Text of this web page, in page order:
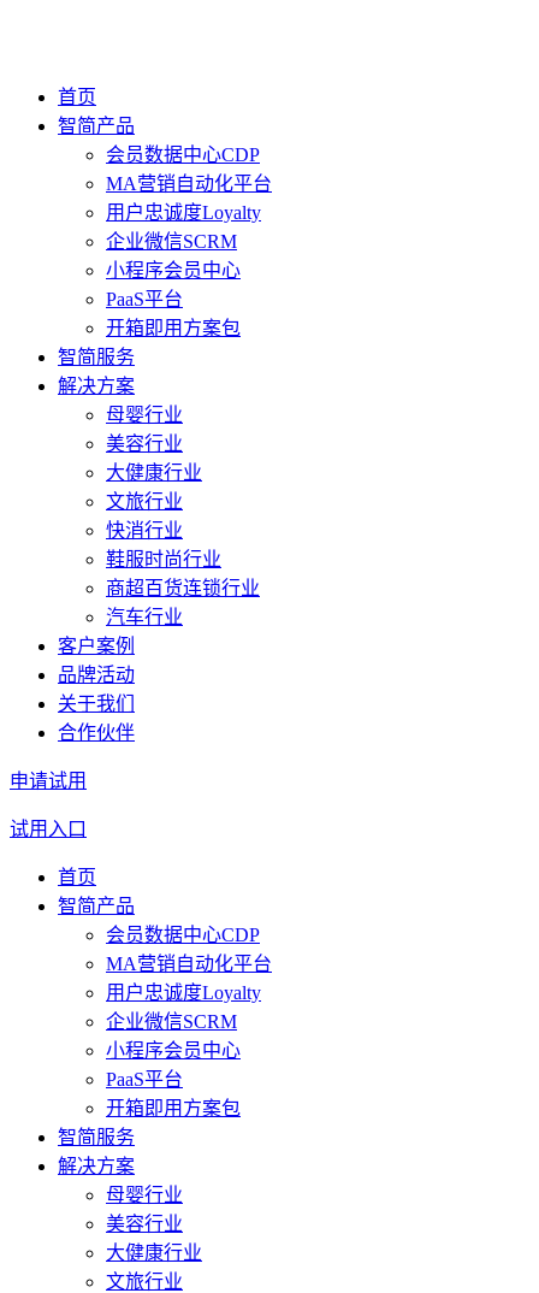
首页
智简产品
会员数据中心CDP
MA营销自动化平台
用户忠诚度Loyalty
企业微信SCRM
小程序会员中心
PaaS平台
开箱即用方案包
智简服务
解决方案
母婴行业
美容行业
大健康行业
文旅行业
快消行业
鞋服时尚行业
商超百货连锁行业
汽车行业
客户案例
品牌活动
关于我们
合作伙伴
申请试用
试用入口
首页
智简产品
会员数据中心CDP
MA营销自动化平台
用户忠诚度Loyalty
企业微信SCRM
小程序会员中心
PaaS平台
开箱即用方案包
智简服务
解决方案
母婴行业
美容行业
大健康行业
文旅行业